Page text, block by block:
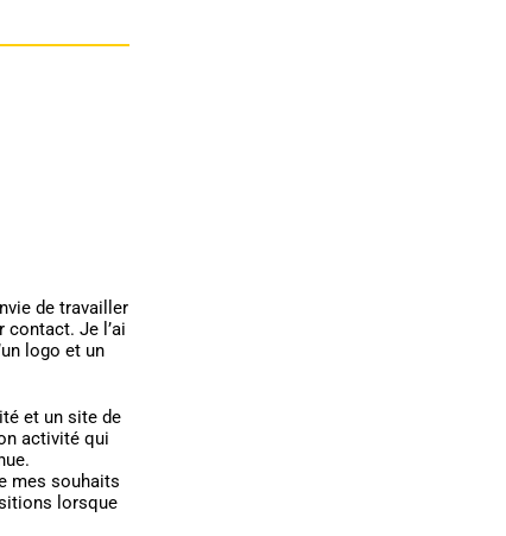
de travailler
contact. Je l’ai
logo et un
et un site de
activité qui
mes souhaits
lorsque